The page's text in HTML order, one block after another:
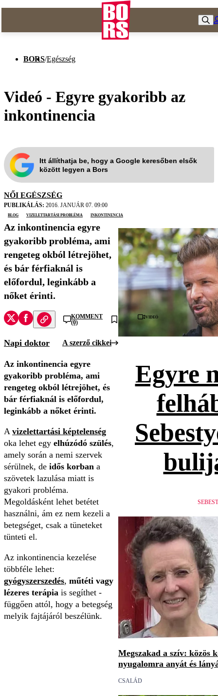
BORS/Egészség
Videó - Egyre gyakoribb az
inkontinencia
Itt állíthatja be, hogy a Google keresőben elsők
között legyen a Bors
NŐI EGÉSZSÉG
PUBLIKÁLÁS: 2016. JANUÁR 07. 09:00
blog
vizelettartási probléma inkontinencia
Az inkontinencia egyre
gyakoribb probléma, ami
rengeteg okból létrejöhet,
és bár férfiaknál is
előfordul, leginkább a
nőket érinti.
KOMMENT
(0)
Napi doktor A szerző cikkei
Az inkontinencia egyre
gyakoribb probléma, ami
rengeteg okból létrejöhet, és
bár férfiaknál is előfordul,
leginkább a nőket érinti.
A vizelettartási képtelenség
oka lehet egy elhúzódó szülés,
amely során a nemi szervek
sérülnek, de idős korban a
szövetek lazulása miatt is
gyakori probléma.
Megoldásként lehet betétet
használni, ám ez nem kezeli a
betegséget, csak a tüneteket
tünteti el.
Az inkontinencia kezelése
többféle lehet:
gyógyszerszedés, műtéti vagy
lézeres terápia is segíthet -
függően attól, hogy a betegség
melyik fajtájáról beszélünk.
Videó
Egyre
Megszakad a szív: közös
nyugalomra anyát és
CSALÁD